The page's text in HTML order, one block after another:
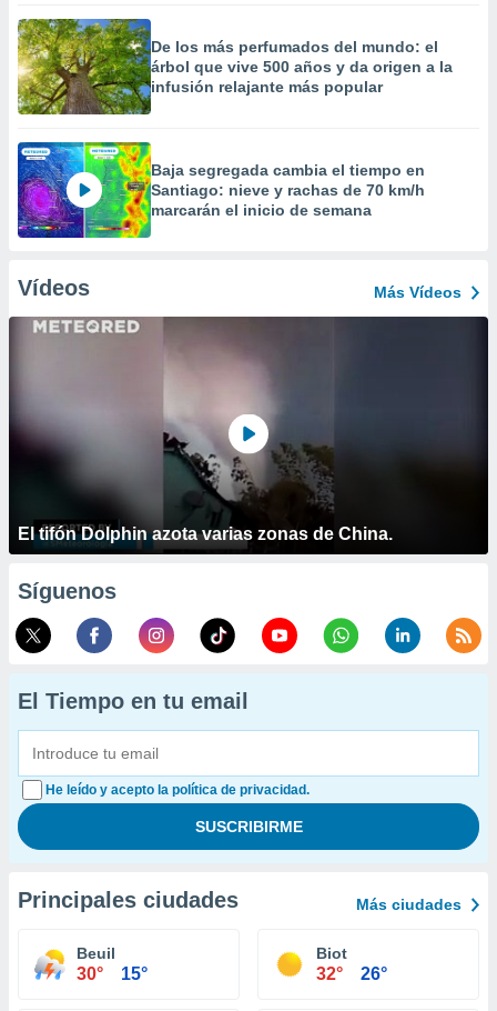
De los más perfumados del mundo: el
árbol que vive 500 años y da origen a la
infusión relajante más popular
Baja segregada cambia el tiempo en
Santiago: nieve y rachas de 70 km/h
marcarán el inicio de semana
Vídeos Más Vídeos
El tifón Dolphin azota varias zonas de China.
Síguenos
El Tiempo en tu email
He leído y acepto la política de privacidad.
Principales ciudades Más ciudades
Beuil
30° 15°
Biot
32° 26°